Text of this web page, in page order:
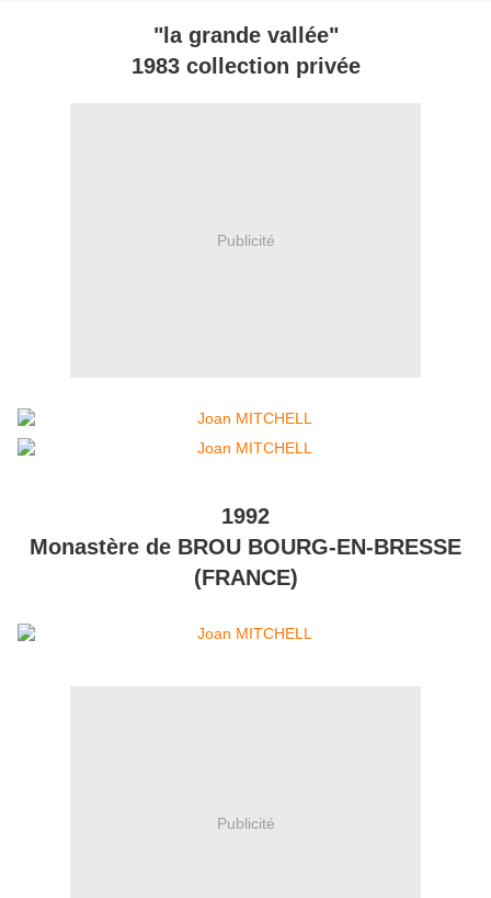
"la grande vallée"
1983 collection privée
Publicité
1992
Monastère de BROU BOURG-EN-BRESSE
(FRANCE)
Publicité